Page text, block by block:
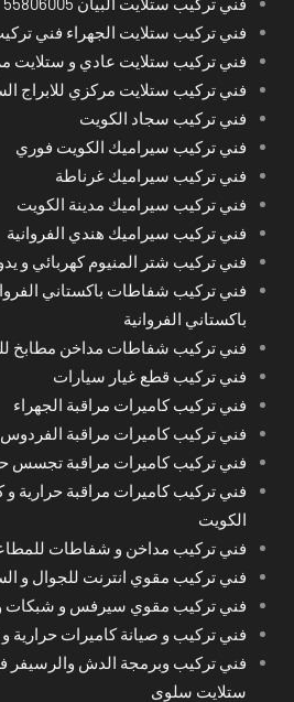
فني تركيب ستلايت الجهراء فني
فني تركيب ستلايت عادي و ستلايت
فني تركيب ستلايت مركزي للابراج
فني تركيب سجاد الكويت
فني تركيب سيراميك الكويت فوري
فني تركيب سيراميك غرناطة
فني تركيب سيراميك مدينة الكويت
فني تركيب سيراميك هندي الفروانية
فني تركيب شتر المنيوم كهربائي و
فني تركيب شفاطات باكستاني
باكستاني الفروانية
فني تركيب شفاطات مداخن مطابخ
فني تركيب قطع غيار سيارات
فني تركيب كاميرات مراقبة الجهراء
فني تركيب كاميرات مراقبة الفردوس
فني تركيب كاميرات مراقبة تجسس
فني تركيب كاميرات مراقبة حرارية و
الكويت
فني تركيب مداخن و شفاطات
فني تركيب مقوي انترنت للجوال و
فني تركيب مقوي سيرفس و شبكات
فني تركيب و صيانة كاميرات
فني تركيب وبرمجة الدش
ستلايت سلوى